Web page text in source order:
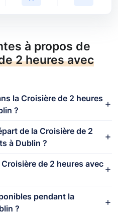
à propos de
2 heures avec
la Croisière de 2 heures
?
de la Croisière de 2
à Dublin ?
de 2 heures avec
pendant la
?